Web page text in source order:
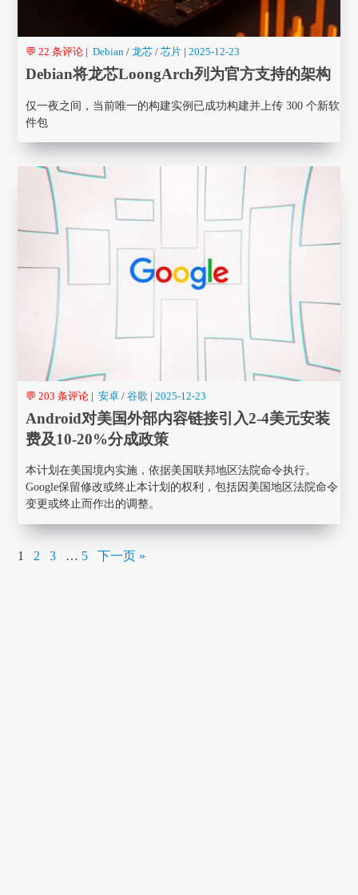
💬 22 条评论 | Debian / 龙芯 / 芯片 |2025-12-23
Debian将龙芯LoongArch列为官方支持的架构
仅一夜之间，当前唯一的构建实例已成功构建并上传 300 个新软
件包
💬 203 条评论 | 安卓 / 谷歌 |2025-12-23
Android对美国外部内容链接引入2-4美元安装
费及10-20%分成政策
本计划在美国境内实施，依据美国联邦地区法院命令执行。
Google保留修改或终止本计划的权利，包括因美国地区法院命令
变更或终止而作出的调整。
1 2 3 … 5 下一页 »